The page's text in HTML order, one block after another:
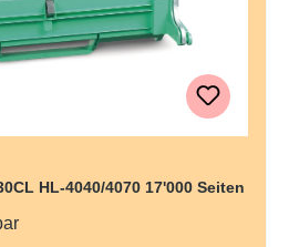
HL-4040/4070 17'000 Seiten